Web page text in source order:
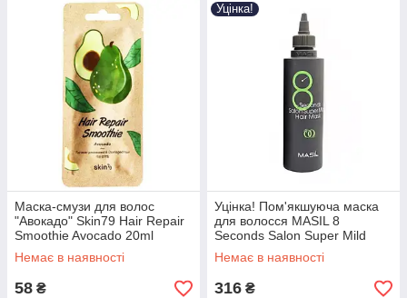
Маска-смузи для волос
"Авокадо" Skin79 Hair Repair
Smoothie Avocado 20ml
Немає в наявності
58 ₴
Уцінка!
Уцінка! Пом'якшуюча маска
для волосся MASIL 8
Seconds Salon Super Mild
Hair Mask 100ml (Термін
придатності: до 24.04.2026)
Немає в наявності
316 ₴